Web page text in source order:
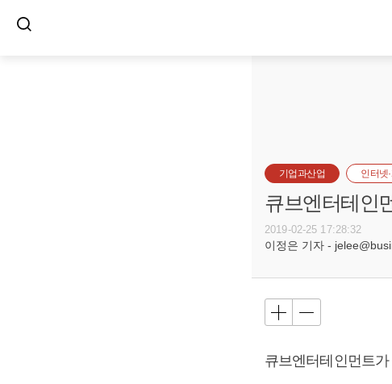
기업과산업 인터넷
큐브엔터테인
2019-02-25 17:28:32
이정은 기자 -
큐브엔터테인먼트